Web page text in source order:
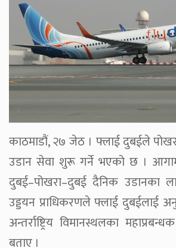
काठमाडौं, २७ जेठ । फ्लाई दुबईले
उडान सेवा शुरू गर्ने भएको छ ।
दुबई–पोखरा–दुबई दैनिक उडानका
उड्डयन प्राधिकरणले फ्लाई दुबईलाई
अन्तर्राष्ट्रिय विमानस्थलका
बताए ।